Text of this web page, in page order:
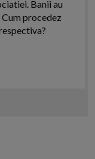
Banii au
procedez